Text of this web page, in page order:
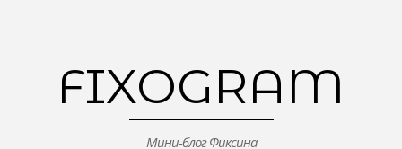
FIXOGRAM
Мини-блог Фиксина